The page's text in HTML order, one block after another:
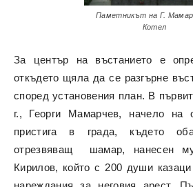
Паметникът на Г.
Котел
За център на въстанието е
откъдето щяла да се разгърне
според установения план. В
г., Георги Мамарчев, начело
пристига в града, където
отрезвяващ шамар, нанесен
Кирилов, който с 200 души